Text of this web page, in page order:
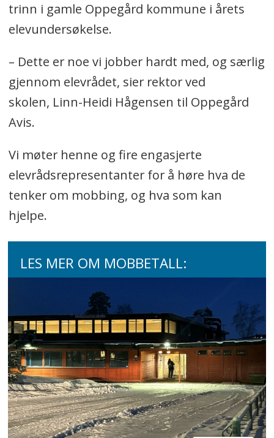
trinn i gamle Oppegård kommune i årets
elevundersøkelse.
– Dette er noe vi jobber hardt med, og særlig
gjennom elevrådet, sier rektor ved
skolen, Linn-Heidi Hågensen til Oppegård
Avis.
Vi møter henne og fire engasjerte
elevrådsrepresentanter for å høre hva de
tenker om mobbing, og hva som kan
hjelpe.
LES MER OM MOBBETALL: